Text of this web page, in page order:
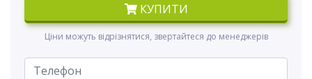
КУПИТИ
Ціни можуть відрізнятися, звертайтеся до менеджерів